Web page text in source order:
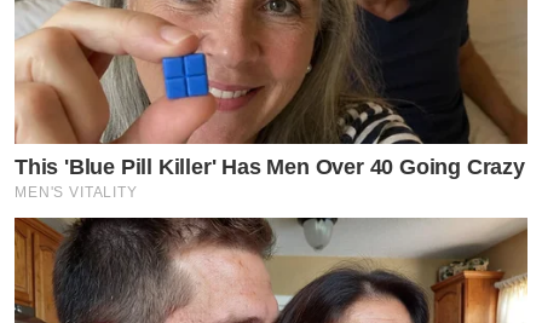
This 'Blue Pill Killer' Has Men Over 40 Going Crazy
MEN'S VITALITY